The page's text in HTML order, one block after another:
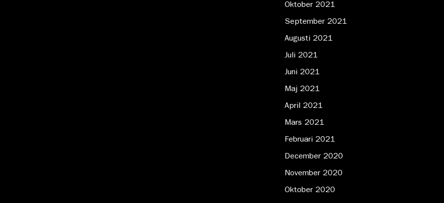
Oktober 2021
September 2021
Augusti 2021
Juli 2021
Juni 2021
Maj 2021
April 2021
Mars 2021
Februari 2021
December 2020
November 2020
Oktober 2020